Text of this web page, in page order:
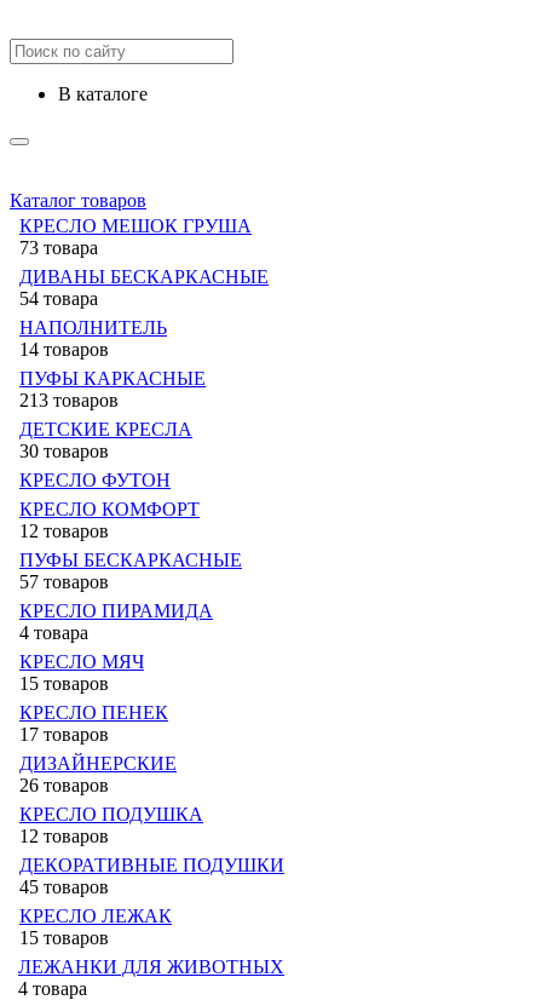
в каталоге
Каталог товаров
КРЕСЛО МЕШОК ГРУША
73 товара
ДИВАНЫ БЕСКАРКАСНЫЕ
54 товара
НАПОЛНИТЕЛЬ
14 товаров
ПУФЫ КАРКАСНЫЕ
213 товаров
ДЕТСКИЕ КРЕСЛА
30 товаров
КРЕСЛО ФУТОН
КРЕСЛО КОМФОРТ
12 товаров
ПУФЫ БЕСКАРКАСНЫЕ
57 товаров
КРЕСЛО ПИРАМИДА
4 товара
КРЕСЛО МЯЧ
15 товаров
КРЕСЛО ПЕНЕК
17 товаров
ДИЗАЙНЕРСКИЕ
26 товаров
КРЕСЛО ПОДУШКА
12 товаров
ДЕКОРАТИВНЫЕ ПОДУШКИ
45 товаров
КРЕСЛО ЛЕЖАК
15 товаров
ЛЕЖАНКИ ДЛЯ ЖИВОТНЫХ
4 товара